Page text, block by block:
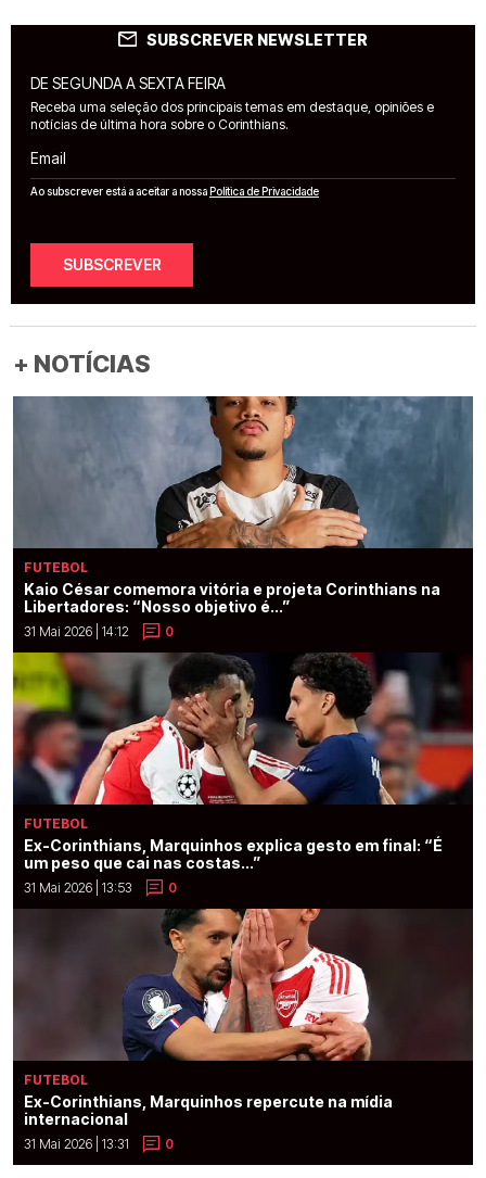
SUBSCREVER NEWSLETTER
DE SEGUNDA A SEXTA FEIRA
Receba uma seleção dos principais temas em destaque, opiniões e
notícias de última hora sobre o Corinthians.
Email
Ao subscrever está a aceitar a nossaPolítica de Privacidade
SUBSCREVER
+ NOTÍCIAS
FUTEBOL
Kaio César comemora vitória e projeta Corinthians na
Libertadores: “Nosso objetivo é...”
31 Mai 2026 | 14:12 0
FUTEBOL
Ex-Corinthians, Marquinhos explica gesto em final: “É
um peso que cai nas costas...”
31 Mai 2026 | 13:53 0
FUTEBOL
Ex-Corinthians, Marquinhos repercute na mídia
internacional
31 Mai 2026 | 13:31 0